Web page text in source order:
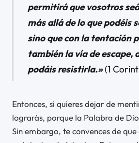
permitirá que vosotros
más allá de lo que podéis
sino que con la tentación
también la vía de escape,
podáis resistirla.»(1
Entonces, si quieres dejar de
lograrás, porque la Palabra de
Sin embargo, te convences de